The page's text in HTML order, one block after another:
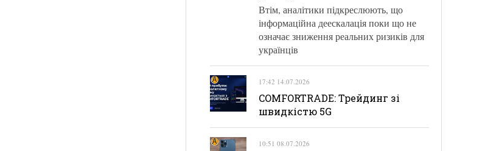
Втім, аналітики підкреслюють, що
інформаційна деескалація поки що не
означає зниження реальних ризиків для
українців
17:42 14.07.2026
COMFORTRADE: Трейдинг зі
швидкістю 5G
10:51 08.07.2026